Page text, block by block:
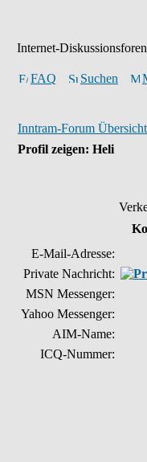
Internet-
FAQ Suchen
Inntram-Forum Übersicht
Profil zeigen: Heli
E-Mail-Adresse:
Private Nachricht:
MSN Messenger:
Yahoo Messenger:
AIM-Name:
ICQ-Nummer: